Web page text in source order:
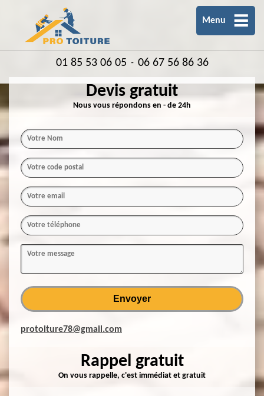
Menu
01 85 53 06 05 - 06 67 56 86 36
Devis gratuit
Nous vous répondons en - de 24h
protoiture78@gmail.com
Rappel gratuit
On vous rappelle, c'est immédiat et gratuit